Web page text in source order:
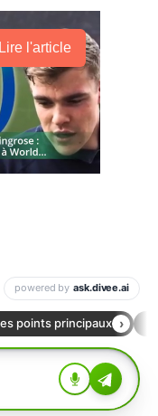
Lire l'article